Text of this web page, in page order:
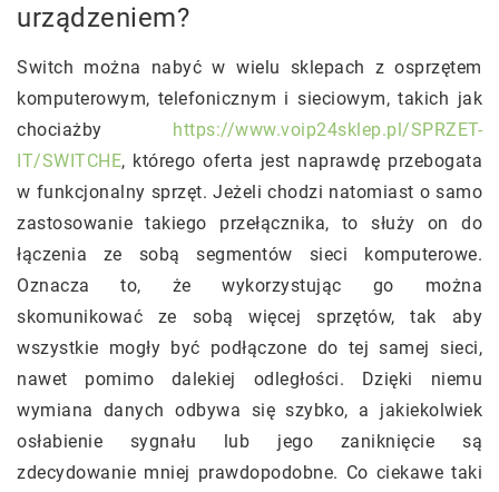
urządzeniem?
Switch można nabyć w wielu sklepach z osprzętem
komputerowym, telefonicznym i sieciowym, takich jak
chociażby https://www.voip24sklep.pl/SPRZET-
IT/SWITCHE, którego oferta jest naprawdę przebogata
w funkcjonalny sprzęt. Jeżeli chodzi natomiast o samo
zastosowanie takiego przełącznika, to służy on do
łączenia ze sobą segmentów sieci komputerowe.
Oznacza to, że wykorzystując go można
skomunikować ze sobą więcej sprzętów, tak aby
wszystkie mogły być podłączone do tej samej sieci,
nawet pomimo dalekiej odległości. Dzięki niemu
wymiana danych odbywa się szybko, a jakiekolwiek
osłabienie sygnału lub jego zaniknięcie są
zdecydowanie mniej prawdopodobne. Co ciekawe taki